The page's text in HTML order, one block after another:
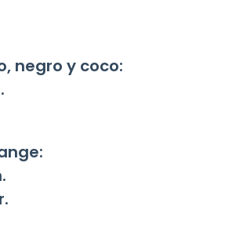
negro y coco: